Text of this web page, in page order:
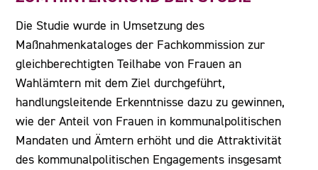
Die Studie wurde in Umsetzung des
Maßnahmenkataloges der Fachkommission zur
gleichberechtigten Teilhabe von Frauen an
Wahlämtern mit dem Ziel durchgeführt,
handlungsleitende Erkenntnisse dazu zu gewinnen,
wie der Anteil von Frauen in kommunalpolitischen
Mandaten und Ämtern erhöht und die Attraktivität
des kommunalpolitischen Engagements insgesamt